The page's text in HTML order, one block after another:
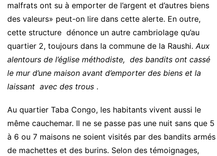
malfrats ont su à emporter de l’argent et d’autres biens
des valeurs» peut-on lire dans cette alerte. En outre,
cette structure dénonce un autre cambriolage qu’au
quartier 2, toujours dans la commune de la Raushi.Aux
alentours de l’église méthodiste, des bandits ont cassé
le mur d’une maison avant d’emporter des biens et la
laissant avec des trous .
Au quartier Taba Congo, les habitants vivent aussi le
même cauchemar. Il ne se passe pas une nuit sans que 5
à 6 ou 7 maisons ne soient visités par des bandits armés
de machettes et des burins. Selon des témoignages,